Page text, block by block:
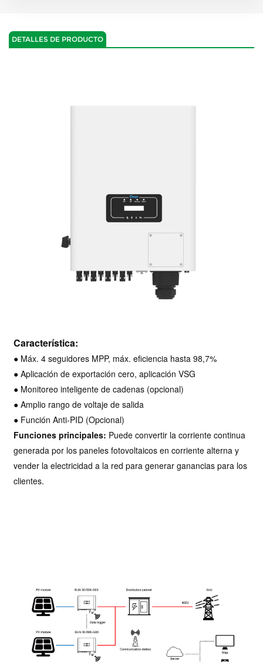
DETALLES DE PRODUCTO
Característica:
● Máx. 4 seguidores MPP, máx. eficiencia hasta 98,7%
● Aplicación de exportación cero, aplicación VSG
● Monitoreo inteligente de cadenas (opcional)
● Amplio rango de voltaje de salida
● Función Anti-PID (Opcional)
Funciones principales: Puede convertir la corriente continua
generada por los paneles fotovoltaicos en corriente alterna y
vender la electricidad a la red para generar ganancias para los
clientes.